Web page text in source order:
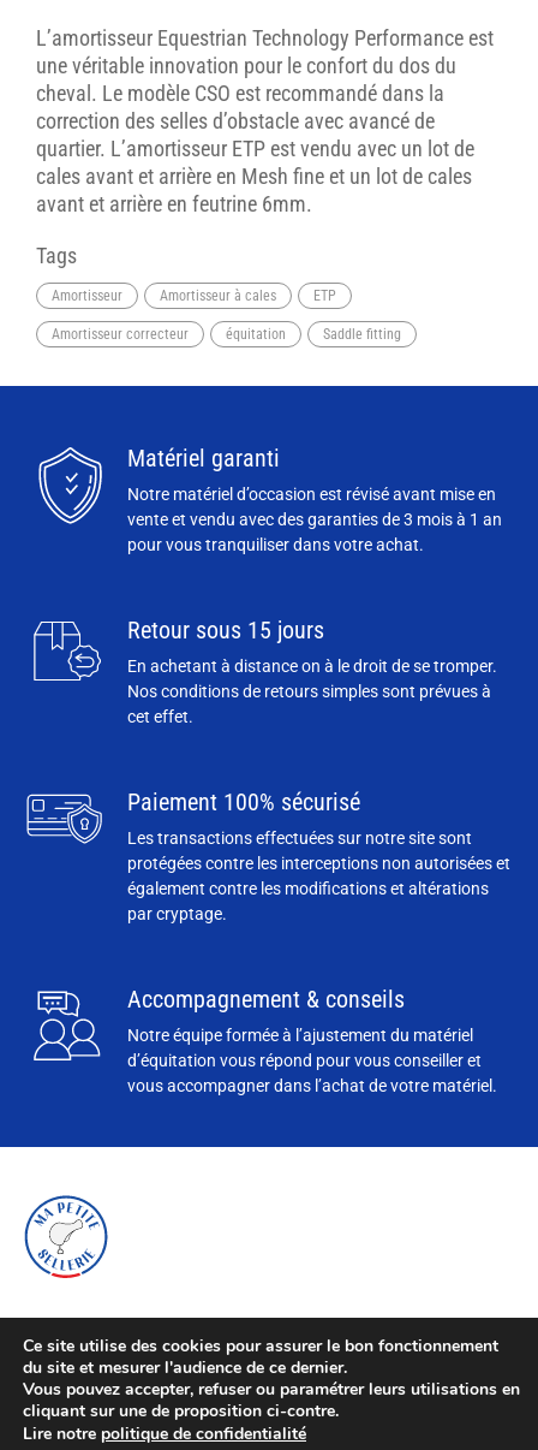
L’amortisseur Equestrian Technology Performance est
une véritable innovation pour le confort du dos du
cheval. Le modèle CSO est recommandé dans la
correction des selles d’obstacle avec avancé de
quartier. L’amortisseur ETP est vendu avec un lot de
cales avant et arrière en Mesh fine et un lot de cales
avant et arrière en feutrine 6mm.
Tags
Amortisseur Amortisseur à cales ETP
Amortisseur correcteur équitation Saddle fitting
Ce site utilise des cookies pour assurer le bon fonctionnement
du site et mesurer l'audience de ce dernier.
Vous pouvez accepter, refuser ou paramétrer leurs utilisations en
cliquant sur une de proposition ci-contre.
Lire notre politique de confidentialité
Matériel garanti
Notre matériel d’occasion est révisé avant mise en
vente et vendu avec des garanties de 3 mois à 1 an
pour vous tranquiliser dans votre achat.
Retour sous 15 jours
En achetant à distance on à le droit de se tromper.
Nos conditions de retours simples sont prévues à
cet effet.
Paiement 100% sécurisé
Les transactions effectuées sur notre site sont
protégées contre les interceptions non autorisées et
également contre les modifications et altérations
par cryptage.
Accompagnement & conseils
Notre équipe formée à l’ajustement du matériel
d’équitation vous répond pour vous conseiller et
vous accompagner dans l’achat de votre matériel.